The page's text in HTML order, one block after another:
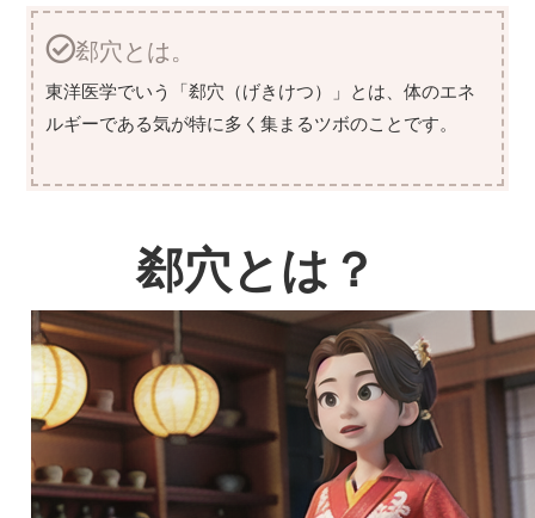
郄穴とは。
東洋医学でいう「郄穴（げきけつ）」とは、体のエネ
ルギーである気が特に多く集まるツボのことです。
郄穴とは？